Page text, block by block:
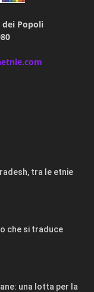
dei Popoli
tra le etnie
che si traduce
una lotta per la